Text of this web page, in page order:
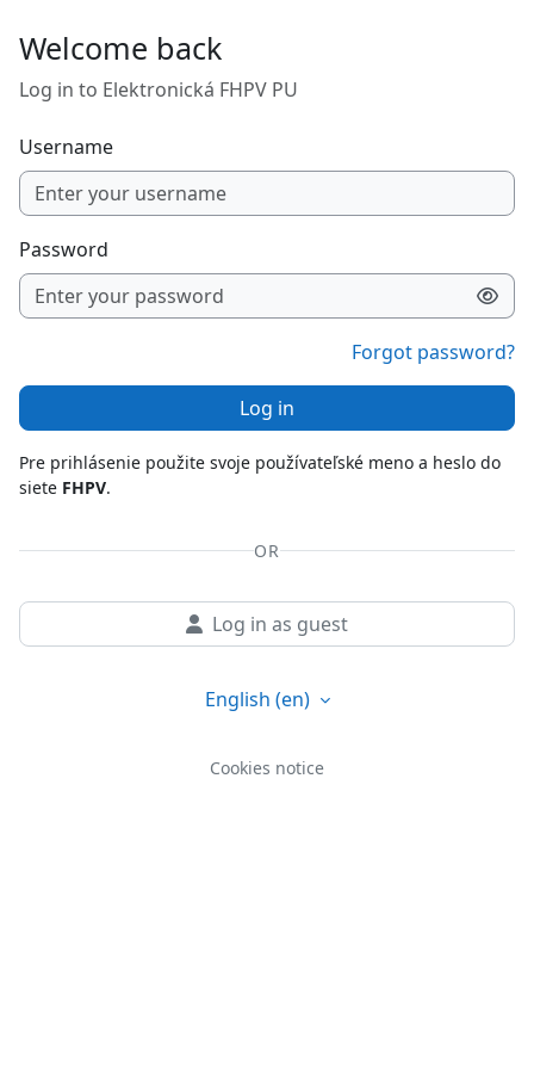
Welcome back
Log in to Elektronická FHPV PU
Username
Password
Forgot password?
Log in
Pre prihlásenie použite svoje používateľské meno a heslo do
siete FHPV.
OR
Log in as guest
English ‎(en)‎
Cookies notice